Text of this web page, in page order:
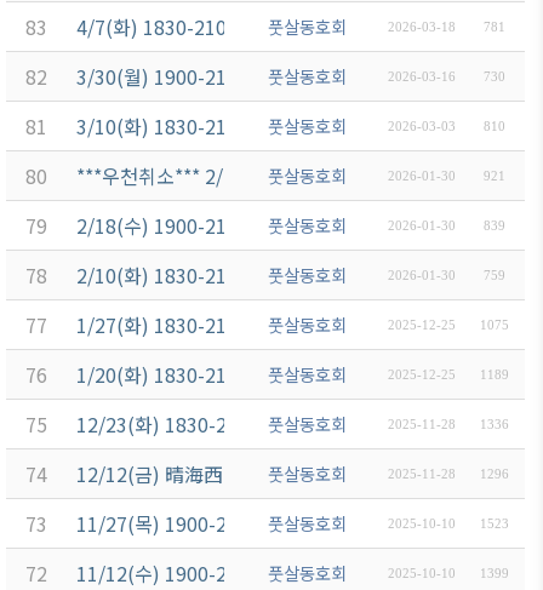
83 4/7(화) 1830-2100 운동 (月島駅 佃中学校A)
풋살동호회 2026-03-18 781
82 3/30(월) 1900-2100 운동공지 (芝公園 アクアフィー
풋살동호회 2026-03-16 730
81 3/10(화) 1830-2100 운동 (月島駅 佃中学校A)
풋살동호회 2026-03-03 810
80 ***우천취소*** 2/25(수) 1900-2100 운동공지 (芝公
풋살동호회 2026-01-30 921
79 2/18(수) 1900-2100 운동공지 (芝公園 アクアフィー
풋살동호회 2026-01-30 839
78 2/10(화) 1830-2100 운동 (月島駅 佃中学校A)
풋살동호회 2026-01-30 759
77 1/27(화) 1830-2100 운동공지 (芝公園 アクアフィー
풋살동호회 2025-12-25 1075
76 1/20(화) 1830-2100 운동 (月島駅 佃中学校A)
풋살동호회 2025-12-25 1189
75 12/23(화) 1830-2100 운동 (月島駅 佃中学校)
풋살동호회 2025-11-28 1336
74 12/12(금) 晴海西中学校 인조잔디 운동장 18:30 ~
풋살동호회 2025-11-28 1296
73 11/27(목) 1900-2100 운동공지 (芝公園 アクアフィ
풋살동호회 2025-10-10 1523
72 11/12(수) 1900-2100 운동공지 (芝公園 アクアフィ
풋살동호회 2025-10-10 1399